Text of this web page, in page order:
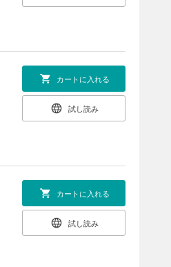
カートに入れる
試し読み
カートに入れる
試し読み